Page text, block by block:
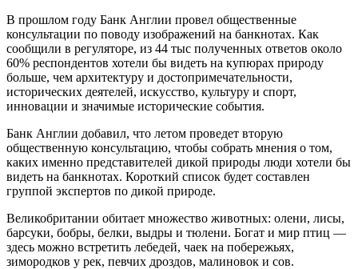
В прошлом году Банк Англии провел общественные
консультации по поводу изображений на банкнотах. Как
сообщили в регуляторе, из 44 тыс полученных ответов около
60% респондентов хотели бы видеть на купюрах природу
больше, чем архитектуру и достопримечательности,
исторических деятелей, искусство, культуру и спорт,
инновации и значимые исторические события.
Банк Англии добавил, что летом проведет вторую
общественную консультацию, чтобы собрать мнения о том,
каких именно представителей дикой природы люди хотели бы
видеть на банкнотах. Короткий список будет составлен
группой экспертов по дикой природе.
Великобритании обитает множество животных: олени, лисы,
барсуки, бобры, белки, выдры и тюлени. Богат и мир птиц —
здесь можно встретить лебедей, чаек на побережьях,
зимородков у рек, певчих дроздов, малиновок и сов.